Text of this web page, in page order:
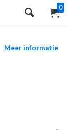
0
Meer informatie